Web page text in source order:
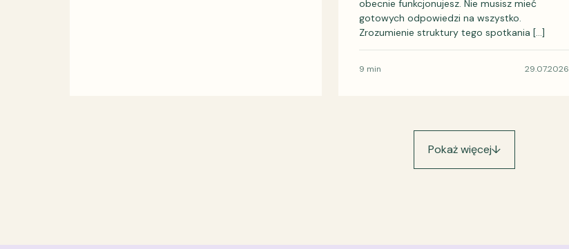
obecnie funkcjonujesz. Nie musisz mieć
gotowych odpowiedzi na wszystko.
Zrozumienie struktury tego spotkania […]
9 min 29.07.2026
Pokaż więcej↓